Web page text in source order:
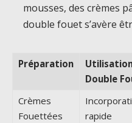
mousses, des crèmes
double fouet s’avère
Préparation
Double
Crèmes
Fouettées
rapide